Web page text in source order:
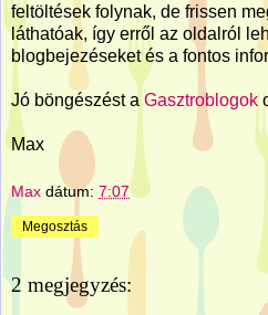
feltöltések folynak, de frissen
láthatóak, így erről az oldalról
blogbejezéseket és a fontos
Jó böngészést a Gasztroblogok
Max
Max dátum: 7:07
Megosztás
2 megjegyzés: